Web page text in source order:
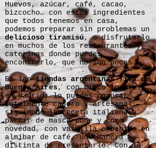
Huevos, azúcar, café, cacao,
bizcocho… con estos ingredientes
que todos tenemos en casa,
podemos preparar sin problemas un
delicioso tiramisú, o disfrutarlo
en muchos de los restaurantes y
caterings donde puedes
encontrarlo, que no son pocos.
En lastiendas argentinas Tita de
Buenos Aires, con cinco locales
en Madrid, lo puedes comprar
totalmente casero y artesanal,
siguiendo la receta italiana a
partir de mascarpone y como
novedad, con vainilla embebida en
almíbar de café, una manera
distinta de presentarlo. Con la